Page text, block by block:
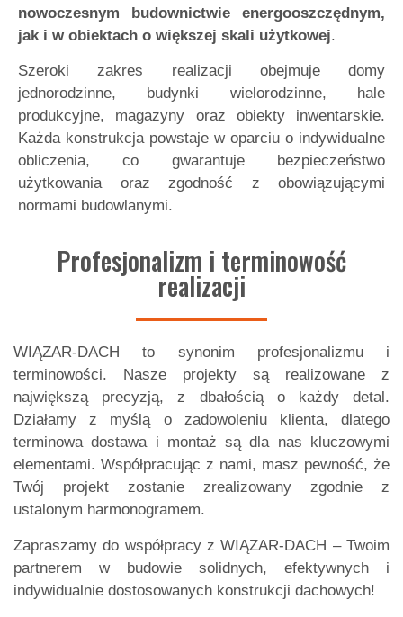
nowoczesnym budownictwie energooszczędnym,
jak i w obiektach o większej skali użytkowej.
Szeroki zakres realizacji obejmuje domy
jednorodzinne, budynki wielorodzinne, hale
produkcyjne, magazyny oraz obiekty inwentarskie.
Każda konstrukcja powstaje w oparciu o indywidualne
obliczenia, co gwarantuje bezpieczeństwo
użytkowania oraz zgodność z obowiązującymi
normami budowlanymi.
Profesjonalizm i terminowość
realizacji
WIĄZAR-DACH to synonim profesjonalizmu i
terminowości. Nasze projekty są realizowane z
największą precyzją, z dbałością o każdy detal.
Działamy z myślą o zadowoleniu klienta, dlatego
terminowa dostawa i montaż są dla nas kluczowymi
elementami. Współpracując z nami, masz pewność, że
Twój projekt zostanie zrealizowany zgodnie z
ustalonym harmonogramem.
Zapraszamy do współpracy z WIĄZAR-DACH – Twoim
partnerem w budowie solidnych, efektywnych i
indywidualnie dostosowanych konstrukcji dachowych!